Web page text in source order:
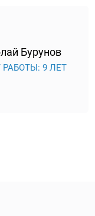
Бурунов
9 ЛЕТ